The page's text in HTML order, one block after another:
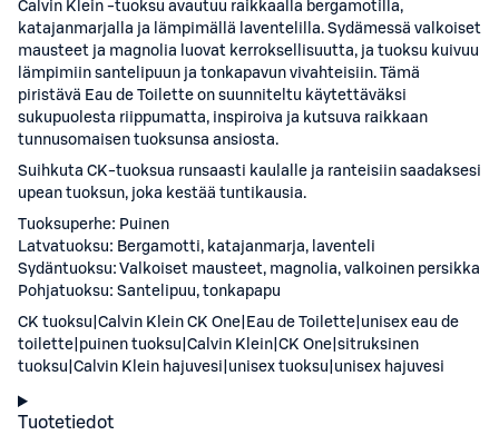
Calvin Klein -tuoksu avautuu raikkaalla bergamotilla,
katajanmarjalla ja lämpimällä laventelilla. Sydämessä valkoiset
mausteet ja magnolia luovat kerroksellisuutta, ja tuoksu kuivuu
lämpimiin santelipuun ja tonkapavun vivahteisiin. Tämä
piristävä Eau de Toilette on suunniteltu käytettäväksi
sukupuolesta riippumatta, inspiroiva ja kutsuva raikkaan
tunnusomaisen tuoksunsa ansiosta.
Suihkuta CK-tuoksua runsaasti kaulalle ja ranteisiin saadaksesi
upean tuoksun, joka kestää tuntikausia.
Tuoksuperhe: Puinen
Latvatuoksu: Bergamotti, katajanmarja, laventeli
Sydäntuoksu: Valkoiset mausteet, magnolia, valkoinen persikka
Pohjatuoksu: Santelipuu, tonkapapu
CK tuoksu|Calvin Klein CK One|Eau de Toilette|unisex eau de
toilette|puinen tuoksu|Calvin Klein|CK One|sitruksinen
tuoksu|Calvin Klein hajuvesi|unisex tuoksu|unisex hajuvesi
Tuotetiedot